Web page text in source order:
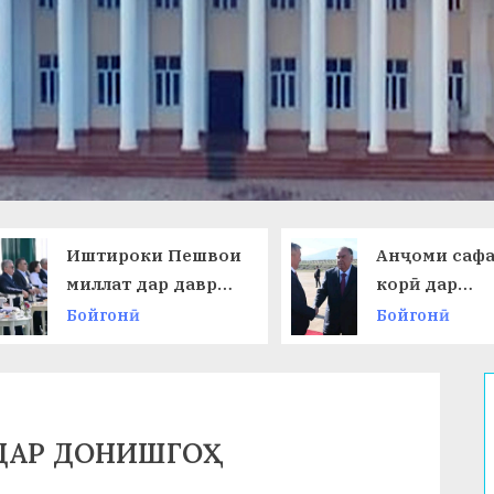
Анҷоми сафари
корӣ дар
Ҷумҳурии
Бойгонӣ
НАМОИШИ
Бойгонӣ
ДОНИШГОҲ